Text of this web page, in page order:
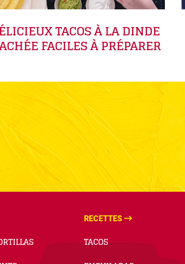
TACOS À LA DINDE
FACILES À PRÉPARER
RECETTES
TACOS